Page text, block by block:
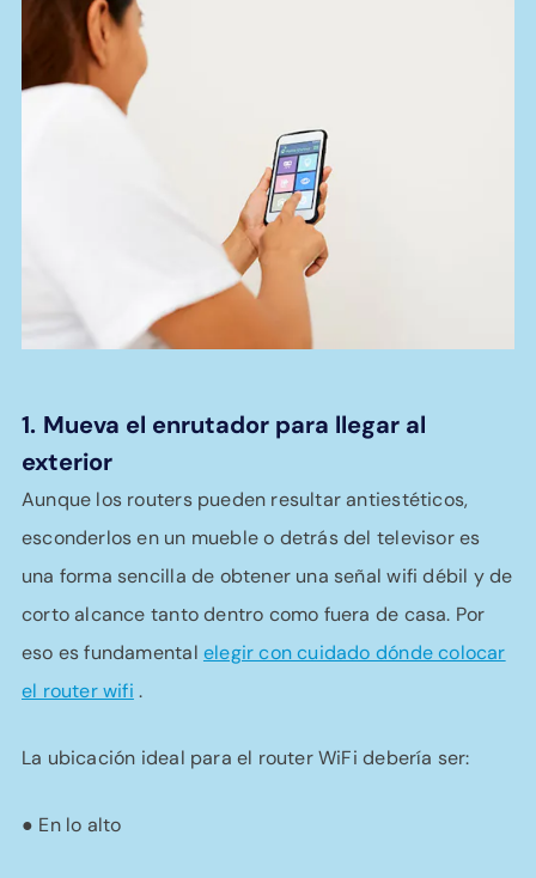
1. Mueva el enrutador para llegar al
exterior
Aunque los routers pueden resultar antiestéticos,
esconderlos en un mueble o detrás del televisor es
una forma sencilla de obtener una señal wifi débil y de
corto alcance tanto dentro como fuera de casa. Por
eso es fundamental elegir con cuidado dónde colocar
el router wifi .
La ubicación ideal para el router WiFi debería ser:
● En lo alto